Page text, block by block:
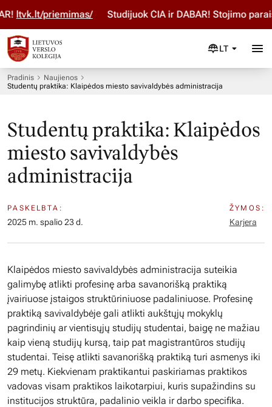
ltvk.lt/priemimas/ Studijuok ČIA ir DABAR! Stojimo
LT
Pradinis
Naujienos
Studentų praktika: Klaipėdos miesto savivaldybės administracija
Studentų praktika: Klaipėdos
miesto savivaldybės
administracija
PASKELBTA:
2025 m. spalio 23 d.
ŽYMOS:
Karjera
Klaipėdos miesto savivaldybės administracija suteikia
galimybę atlikti profesinę arba savanorišką praktiką
įvairiuose įstaigos struktūriniuose padaliniuose. Profesinę
praktiką savivaldybėje gali atlikti aukštųjų mokyklų
pagrindinių ar vientisųjų studijų studentai, baigę ne mažiau
kaip vieną studijų kursą, taip pat magistrantūros studijų
studentai. Teisę atlikti savanorišką praktiką turi asmenys iki
29 metų. Kiekvienam praktikantui paskiriamas praktikos
vadovas visam praktikos laikotarpiui, kuris supažindins su
institucijos struktūra, padalinio veikla ir darbo specifika.